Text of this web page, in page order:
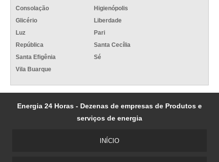
Consolação
Higienópolis
Glicério
Liberdade
Luz
Pari
República
Santa Cecília
Santa Efigênia
Sé
Vila Buarque
Energia 24 Horas - Dezenas de empresas de Produtos e
serviços de energia
INÍCIO